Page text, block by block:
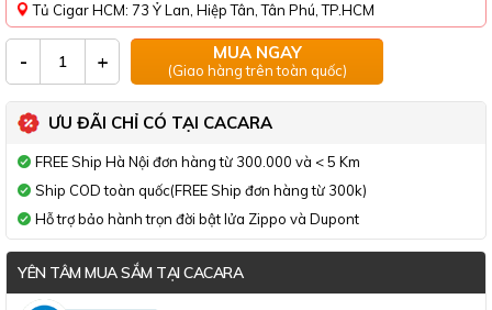
Tủ Cigar HCM: 73 Ỷ Lan, Hiệp Tân, Tân Phú, TP.HCM
- + MUA NGAY
(Giao hàng trên toàn quốc)
ƯU ĐÃI CHỈ CÓ TẠI CACARA
FREE Ship Hà Nội đơn hàng từ 300.000 và < 5 Km
Ship COD toàn quốc(FREE Ship đơn hàng từ 300k)
Hỗ trợ bảo hành trọn đời bật lửa Zippo và Dupont
YÊN TÂM MUA SẮM TẠI CACARA